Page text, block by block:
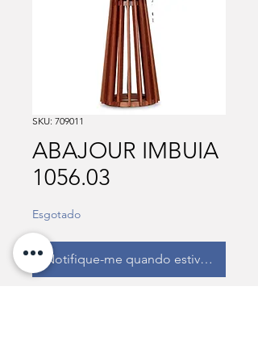
SKU: 709011
ABAJOUR IMBUIA
1056.03
Esgotado
Notifique-me quando estiver